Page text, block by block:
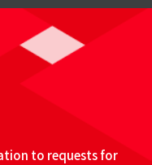
to requests for